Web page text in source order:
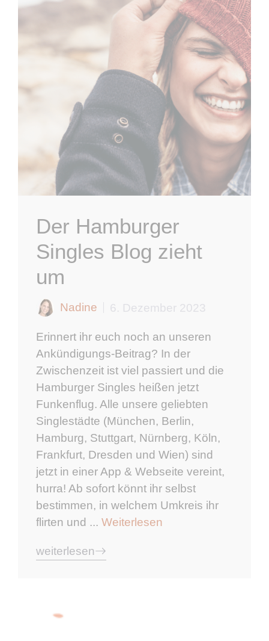
Der Hamburger
Singles Blog zieht
um
Nadine 6. Dezember 2023
Erinnert ihr euch noch an unseren
Ankündigungs-Beitrag? In der
Zwischenzeit ist viel passiert und die
Hamburger Singles heißen jetzt
Funkenflug. Alle unsere geliebten
Singlestädte (München, Berlin,
Hamburg, Stuttgart, Nürnberg, Köln,
Frankfurt, Dresden und Wien) sind
jetzt in einer App & Webseite vereint,
hurra! Ab sofort könnt ihr selbst
bestimmen, in welchem Umkreis ihr
flirten und ... Weiterlesen
weiterlesen